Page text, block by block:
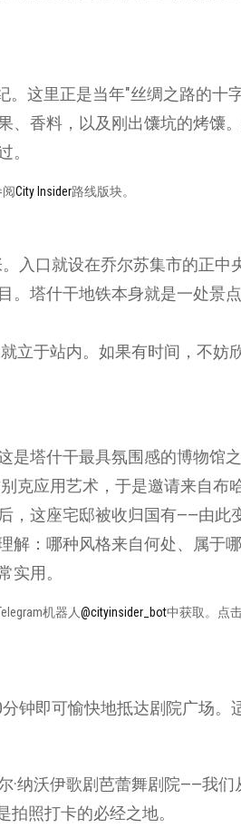
这里正是当年"丝绸之路的十
、香料，以及刚出馕坑的烤馕
。
City Insider路线版块。
入口就设在乔尔苏集市的正中
塔什干地铁本身就是一处景
立于站内。如果有时间，不妨
是塔什干最具氛围感的博物馆
克应用艺术，于是邀请来自布
这座宅邸被收归国有——由此
解：哪种风格来自何处、属于
实用。
机器人@cityinsider_bot中获取。点
钟即可愉快地抵达剧院广场。
·纳沃伊歌剧芭蕾舞剧院——我
照打卡的必经之地。